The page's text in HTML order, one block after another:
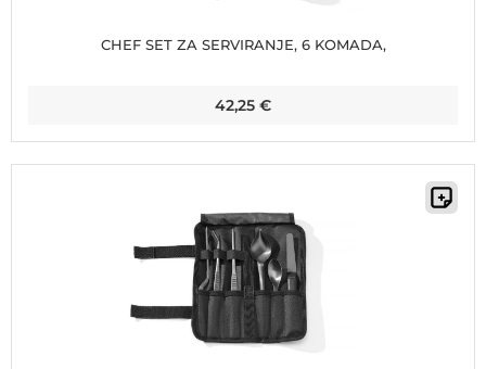
CHEF SET ZA SERVIRANJE, 6 KOMADA,
42,25 €